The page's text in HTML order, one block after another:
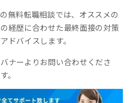
無料転職相談では、オススメの
経歴に合わせた最終面接の対策
ドバイスします。
ナーよりお問い合わせくださ
。